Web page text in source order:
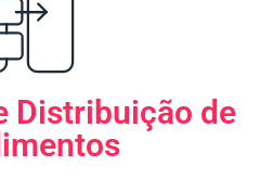
Distribuição de